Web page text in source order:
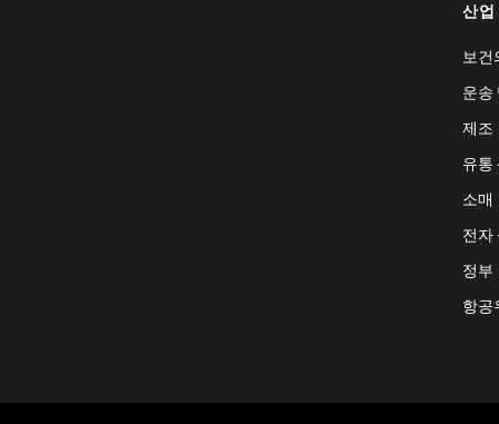
산업
보건
운송
제조
유통
소매
전자
정부
항공